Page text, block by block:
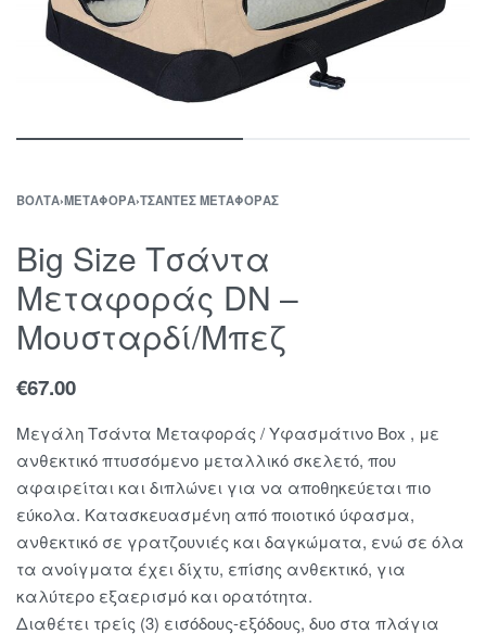
ΒΌΛΤΑ›ΜΕΤΑΦΟΡΆ›ΤΣΆΝΤΕΣ ΜΕΤΑΦΟΡΆΣ
Big Size Τσάντα
Μεταφοράς DN –
Μουσταρδί/Μπεζ
€67.00
Μεγάλη Τσάντα Μεταφοράς / Υφασμάτινο Box , με
ανθεκτικό πτυσσόμενο μεταλλικό σκελετό, που
αφαιρείται και διπλώνει για να αποθηκεύεται πιο
εύκολα. Κατασκευασμένη από ποιοτικό ύφασμα,
ανθεκτικό σε γρατζουνιές και δαγκώματα, ενώ σε όλα
τα ανοίγματα έχει δίχτυ, επίσης ανθεκτικό, για
καλύτερο εξαερισμό και ορατότητα.
Διαθέτει τρείς (3) εισόδους-εξόδους, δυο στα πλάγια